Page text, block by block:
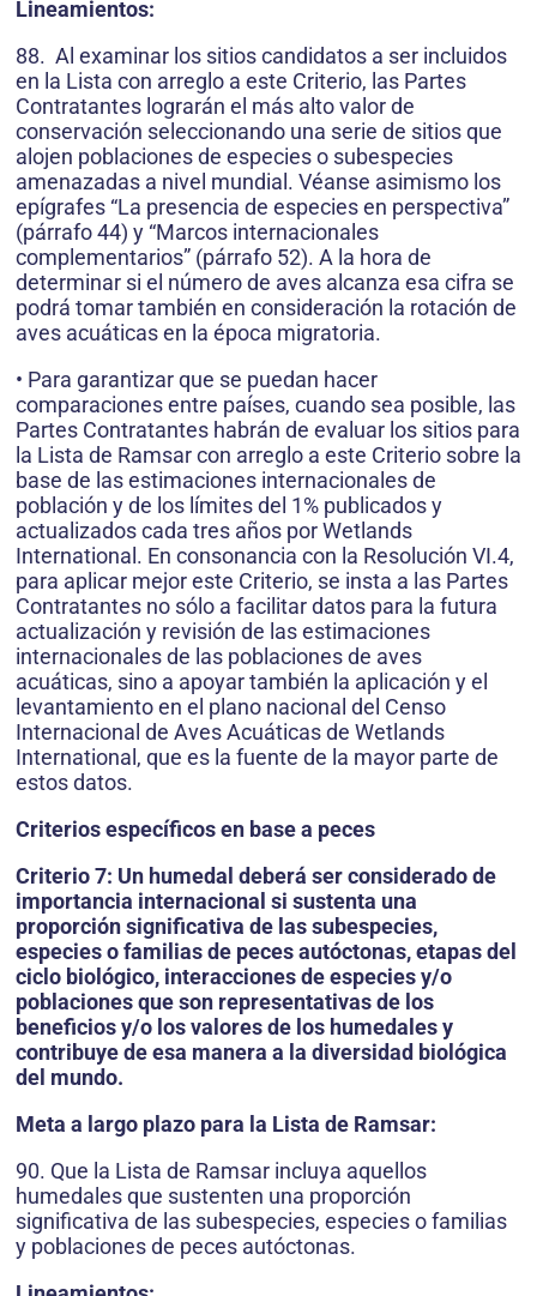
Lineamientos:
88. Al examinar los sitios candidatos a ser incluidos
en la Lista con arreglo a este Criterio, las Partes
Contratantes lograrán el más alto valor de
conservación seleccionando una serie de sitios que
alojen poblaciones de especies o subespecies
amenazadas a nivel mundial. Véanse asimismo los
epígrafes “La presencia de especies en perspectiva”
(párrafo 44) y “Marcos internacionales
complementarios” (párrafo 52). A la hora de
determinar si el número de aves alcanza esa cifra se
podrá tomar también en consideración la rotación de
aves acuáticas en la época migratoria.
• Para garantizar que se puedan hacer
comparaciones entre países, cuando sea posible, las
Partes Contratantes habrán de evaluar los sitios para
la Lista de Ramsar con arreglo a este Criterio sobre la
base de las estimaciones internacionales de
población y de los límites del 1% publicados y
actualizados cada tres años por Wetlands
International. En consonancia con la Resolución VI.4,
para aplicar mejor este Criterio, se insta a las Partes
Contratantes no sólo a facilitar datos para la futura
actualización y revisión de las estimaciones
internacionales de las poblaciones de aves
acuáticas, sino a apoyar también la aplicación y el
levantamiento en el plano nacional del Censo
Internacional de Aves Acuáticas de Wetlands
International, que es la fuente de la mayor parte de
estos datos.
Criterios específicos en base a peces
Criterio 7: Un humedal deberá ser considerado de
importancia internacional si sustenta una
proporción significativa de las subespecies,
especies o familias de peces autóctonas, etapas del
ciclo biológico, interacciones de especies y/o
poblaciones que son representativas de los
beneficios y/o los valores de los humedales y
contribuye de esa manera a la diversidad biológica
del mundo.
Meta a largo plazo para la Lista de Ramsar:
90. Que la Lista de Ramsar incluya aquellos
humedales que sustenten una proporción
significativa de las subespecies, especies o familias
y poblaciones de peces autóctonas.